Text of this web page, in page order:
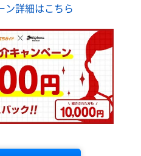
ン詳細はこちら